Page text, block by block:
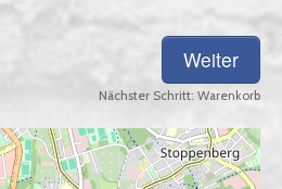
Nächster Schritt: Warenkorb